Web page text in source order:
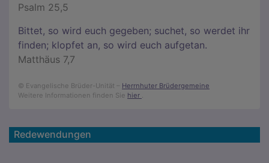
Psalm 25,5
Bittet, so wird euch gegeben; suchet, so werdet ihr
finden; klopfet an, so wird euch aufgetan.
Matthäus 7,7
© Evangelische Brüder-Unität – Herrnhuter Brüdergemeine
Weitere Informationen finden Sie hier .
Redewendungen